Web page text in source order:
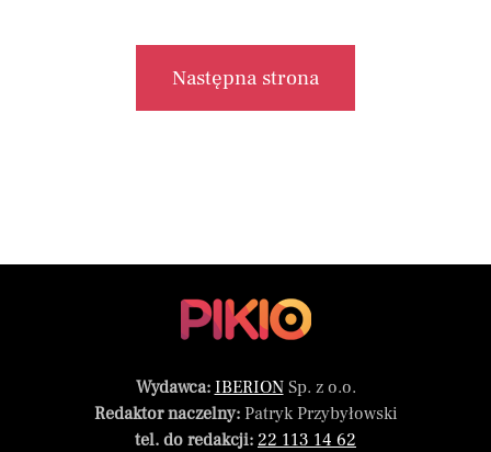
Następna strona
Wydawca: IBERIONSp. z o.o.
Redaktor naczelny:Patryk Przybyłowski
tel. do redakcji: 22 113 14 62